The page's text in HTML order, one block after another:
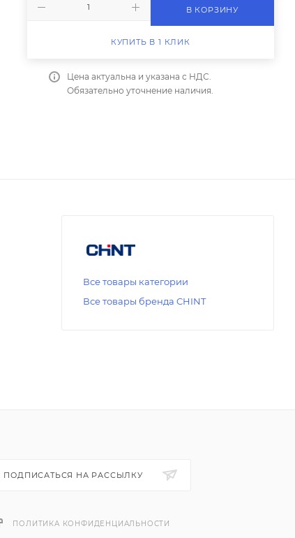
В КОРЗИНУ
КУПИТЬ В 1 КЛИК
Цена актуальна и указана с НДС.
Обязательно уточнение наличия.
Все товары категории
Все товары бренда CHINT
ПОДПИСАТЬСЯ НА РАССЫЛКУ
ПОЛИТИКА КОНФИДЕНЦИАЛЬНОСТИ